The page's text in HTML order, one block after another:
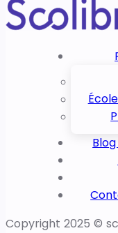
Copyright 2025 ©